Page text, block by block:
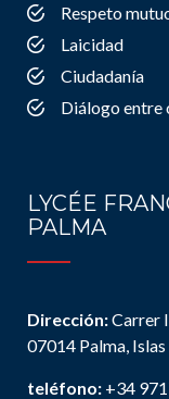
Respeto
Laicidad
Ciudadanía
Diálogo entre
LYCÉE
PALMA
Dirección:Carrer
07014 Palma,
teléfono: +34